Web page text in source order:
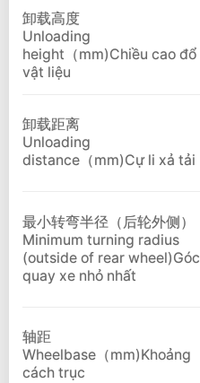
卸载高度
Unloading
height（mm)Chiều cao đổ
vật liệu
卸载距离
Unloading
distance（mm)Cự li xả tải
最小转弯半径（后轮外侧）
Minimum turning radius
(outside of rear wheel)Góc
quay xe nhỏ nhất
轴距
Wheelbase（mm)Khoảng
cách trục